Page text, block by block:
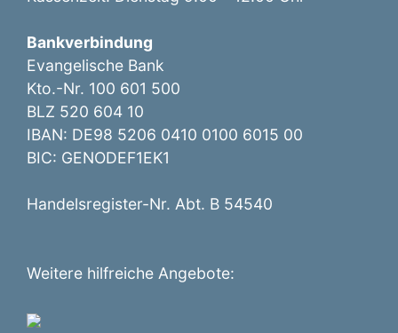
Bankverbindung
Evangelische Bank
Kto.-Nr. 100 601 500
BLZ 520 604 10
IBAN: DE98 5206 0410 0100 6015 00
BIC: GENODEF1EK1
Handelsregister-Nr. Abt. B 54540
Weitere hilfreiche Angebote: